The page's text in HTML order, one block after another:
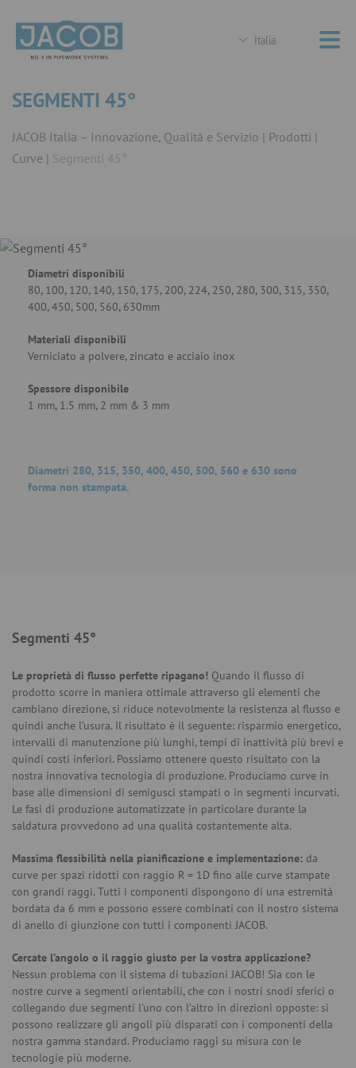
Italia
SEGMENTI 45°
JACOB Italia – Innovazione, Qualità e Servizio
Prodotti
Curve
Segmenti 45°
Diametri disponibili
80, 100, 120, 140, 150, 175, 200, 224, 250, 280, 300, 315, 350,
400, 450, 500, 560, 630mm
Materiali disponibili
Verniciato a polvere, zincato e acciaio inox
Spessore disponibile
1 mm, 1.5 mm, 2 mm & 3 mm
Diametri 280, 315, 350, 400, 450, 500, 560 e 630 sono
forma non stampata.
Segmenti 45°
Le proprietà di flusso perfette ripagano! Quando il flusso di
prodotto scorre in maniera ottimale attraverso gli elementi che
cambiano direzione, si riduce notevolmente la resistenza al flusso e
quindi anche l’usura. Il risultato è il seguente: risparmio energetico,
intervalli di manutenzione più lunghi, tempi di inattività più brevi e
quindi costi inferiori. Possiamo ottenere questo risultato con la
nostra innovativa tecnologia di produzione. Produciamo curve in
base alle dimensioni di semigusci stampati o in segmenti incurvati.
Le fasi di produzione automatizzate in particolare durante la
saldatura provvedono ad una qualità costantemente alta.
Massima flessibilità nella pianificazione e implementazione: da
curve per spazi ridotti con raggio R = 1D fino alle curve stampate
con grandi raggi. Tutti i componenti dispongono di una estremità
bordata da 6 mm e possono essere combinati con il nostro sistema
di anello di giunzione con tutti i componenti JACOB.
Cercate l’angolo o il raggio giusto per la vostra applicazione?
Nessun problema con il sistema di tubazioni JACOB! Sia con le
nostre curve a segmenti orientabili, che con i nostri snodi sferici o
collegando due segmenti l’uno con l’altro in direzioni opposte: si
possono realizzare gli angoli più disparati con i componenti della
nostra gamma standard. Produciamo raggi su misura con le
tecnologie più moderne.